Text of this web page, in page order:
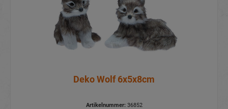
Deko Wolf 6x5x8cm
Artikelnummer:36852